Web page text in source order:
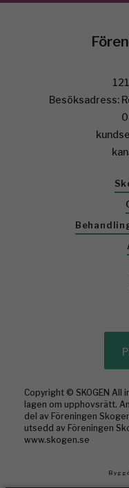
Besöksadress:
Copyright © SKOGEN All
lagen om upphovsrätt.
del av Föreningen
utsedd av Föreningen
www.skogen.se